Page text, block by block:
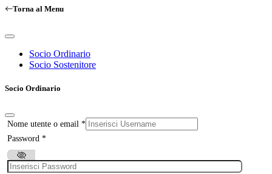
Torna al Menu
Socio Ordinario
Socio Sostenitore
Socio Ordinario
Nome utente o email *
Password *